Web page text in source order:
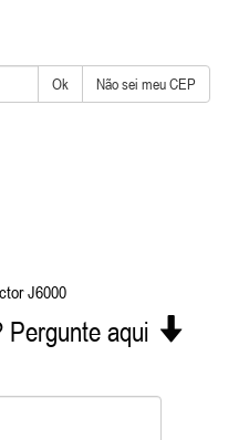
Ok Não sei meu CEP
J6000
Pergunte aqui